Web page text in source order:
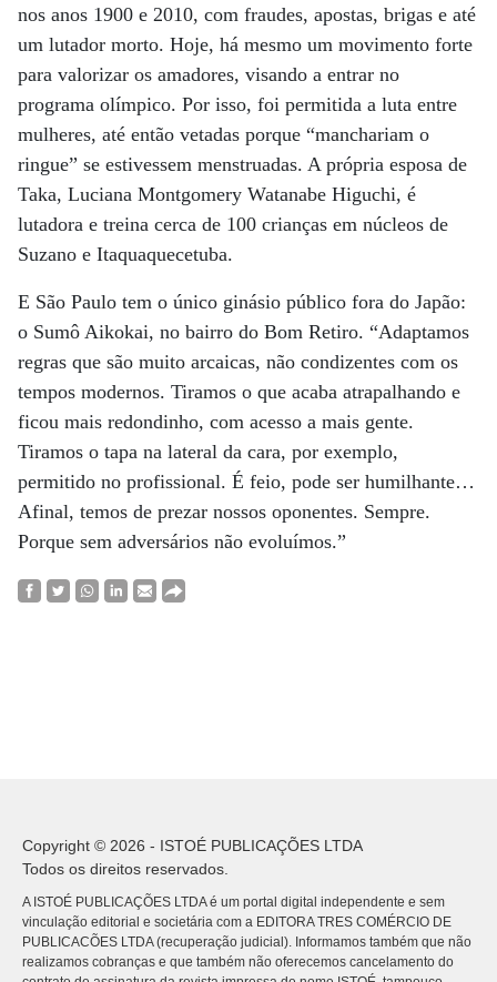
nos anos 1900 e 2010, com fraudes, apostas, brigas e até
um lutador morto. Hoje, há mesmo um movimento forte
para valorizar os amadores, visando a entrar no
programa olímpico. Por isso, foi permitida a luta entre
mulheres, até então vetadas porque “manchariam o
ringue” se estivessem menstruadas. A própria esposa de
Taka, Luciana Montgomery Watanabe Higuchi, é
lutadora e treina cerca de 100 crianças em núcleos de
Suzano e Itaquaquecetuba.
E São Paulo tem o único ginásio público fora do Japão:
o Sumô Aikokai, no bairro do Bom Retiro. “Adaptamos
regras que são muito arcaicas, não condizentes com os
tempos modernos. Tiramos o que acaba atrapalhando e
ficou mais redondinho, com acesso a mais gente.
Tiramos o tapa na lateral da cara, por exemplo,
permitido no profissional. É feio, pode ser humilhante…
Afinal, temos de prezar nossos oponentes. Sempre.
Porque sem adversários não evoluímos.”
Copyright © 2026 - ISTOÉ PUBLICAÇÕES LTDA
Todos os direitos reservados.
A ISTOÉ PUBLICAÇÕES LTDA é um portal digital independente e sem
vinculação editorial e societária com a EDITORA TRES COMÉRCIO DE
PUBLICACÕES LTDA (recuperação judicial). Informamos também que não
realizamos cobranças e que também não oferecemos cancelamento do